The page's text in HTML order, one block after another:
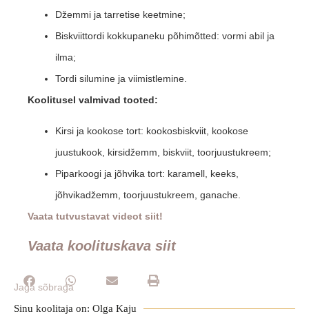
Džemmi ja tarretise keetmine;
Biskviittordi kokkupaneku põhimõtted: vormi abil ja
ilma;
Tordi silumine ja viimistlemine.
Koolitusel valmivad tooted:
Kirsi ja kookose tort: kookosbiskviit, kookose
juustukook, kirsidžemm, biskviit, toorjuustukreem;
Piparkoogi ja jõhvika tort: karamell, keeks,
jõhvikadžemm, toorjuustukreem, ganache.
Vaata tutvustavat videot siit!
Vaata koolituskava siit
Jaga sõbraga
Sinu koolitaja on: Olga Kaju